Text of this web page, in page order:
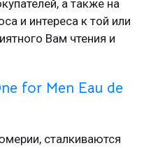
а также на
и интереса к той или
Вам чтения и
for Men Eau de
сталкиваются